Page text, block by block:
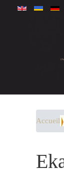
Accueil